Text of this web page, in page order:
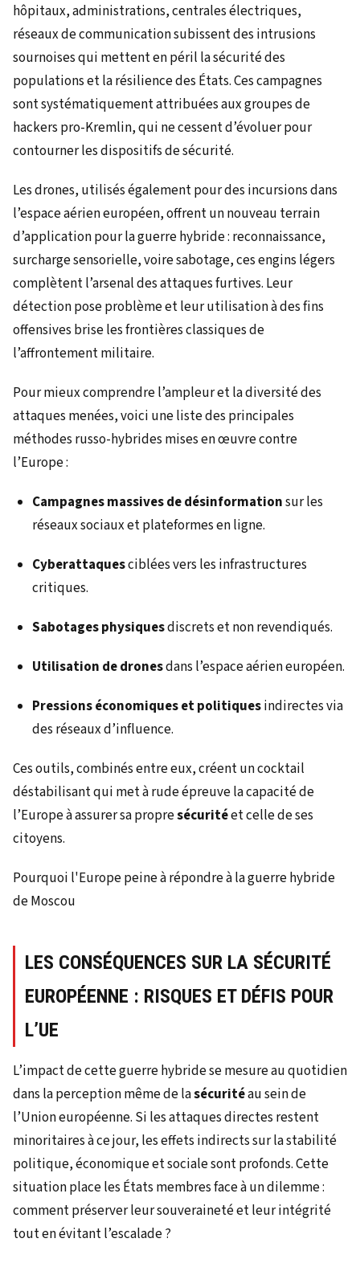
hôpitaux, administrations, centrales électriques,
réseaux de communication subissent des intrusions
sournoises qui mettent en péril la sécurité des
populations et la résilience des États. Ces campagnes
sont systématiquement attribuées aux groupes de
hackers pro-Kremlin, qui ne cessent d’évoluer pour
contourner les dispositifs de sécurité.
Les drones, utilisés également pour des incursions dans
l’espace aérien européen, offrent un nouveau terrain
d’application pour la guerre hybride : reconnaissance,
surcharge sensorielle, voire sabotage, ces engins légers
complètent l’arsenal des attaques furtives. Leur
détection pose problème et leur utilisation à des fins
offensives brise les frontières classiques de
l’affrontement militaire.
Pour mieux comprendre l’ampleur et la diversité des
attaques menées, voici une liste des principales
méthodes russo-hybrides mises en œuvre contre
l’Europe :
Campagnes massives de désinformationsur les
réseaux sociaux et plateformes en ligne.
Cyberattaquesciblées vers les infrastructures
critiques.
Sabotages physiquesdiscrets et non revendiqués.
Utilisation de dronesdans l’espace aérien européen.
Pressions économiques et politiquesindirectes via
des réseaux d’influence.
Ces outils, combinés entre eux, créent un cocktail
déstabilisant qui met à rude épreuve la capacité de
l’Europe à assurer sa propresécuritéet celle de ses
citoyens.
Pourquoi l'Europe peine à répondre à la guerre hybride
de Moscou
LES CONSÉQUENCES SUR LA SÉCURITÉ
EUROPÉENNE : RISQUES ET DÉFIS POUR
L’UE
L’impact de cette guerre hybride se mesure au quotidien
dans la perception même de lasécuritéau sein de
l’Union européenne. Si les attaques directes restent
minoritaires à ce jour, les effets indirects sur la stabilité
politique, économique et sociale sont profonds. Cette
situation place les États membres face à un dilemme :
comment préserver leur souveraineté et leur intégrité
tout en évitant l’escalade ?